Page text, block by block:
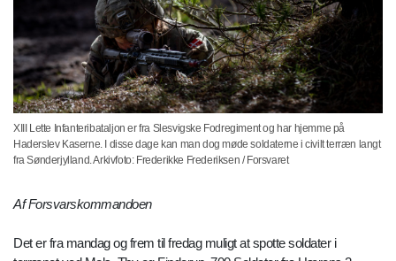
XIII Lette Infanteribataljon er fra Slesvigske Fodregiment og har hjemme på
Haderslev Kaserne. I disse dage kan man dog møde soldaterne i civilt terræn langt
fra Sønderjylland. Arkivfoto: Frederikke Frederiksen / Forsvaret
Af Forsvarskommandoen
Det er fra mandag og frem til fredag muligt at spotte soldater i